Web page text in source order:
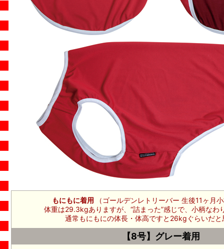
もにもに着用
（ゴールデンレトリーバー 生後11ヶ月
体重は29.3kgありますが、“詰まった”感じで、小柄なわ
通常もにもにの体長・体高ですと26kgぐらいだと
【8号】グレー着用